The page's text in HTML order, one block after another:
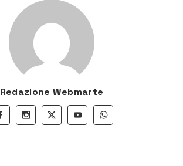
Redazione Webmarte